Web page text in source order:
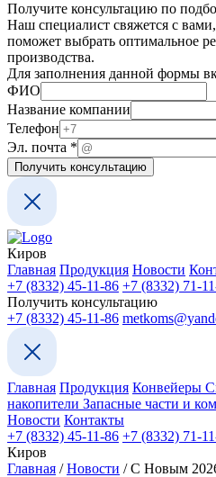
Получите консультацию по
Наш специалист свяжется с
поможет выбрать оптимальное
производства.
Для заполнения данной формы
ФИО
Название компании
ФИО
почта
компании
Телефон
Эл. почта *
Получить консультацию
Киров
Главная Продукция Новости
+7 (8332) 45-11-86 +7 (8332) 71-
Получить консультацию
+7 (8332) 45-11-86
Главная Продукция Конвейеры
накопители Запасные части и
Новости Контакты
+7 (8332) 45-11-86 +7 (8332) 71-
Киров
Главная /Новости /С Новым